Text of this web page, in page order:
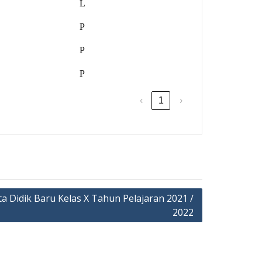
L
P
P
P
‹ 1 ›
Didik Baru Kelas X Tahun Pelajaran 2021 /
2022